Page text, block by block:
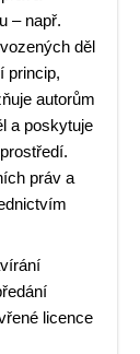
– např.
děl
princip,
autorům
a poskytuje
práv a
licence